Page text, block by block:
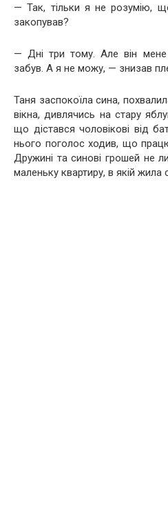
— Так, тільки я не розумію,
закопував?
— Дні три тому. Але він
забув. А я не можу, — знизав
Таня заспокоїла сина,
вікна, дивлячись на стару
що дістався чоловікові від
нього поголос ходив, що
Дружині та синові грошей не
маленьку квартиру, в якій жила